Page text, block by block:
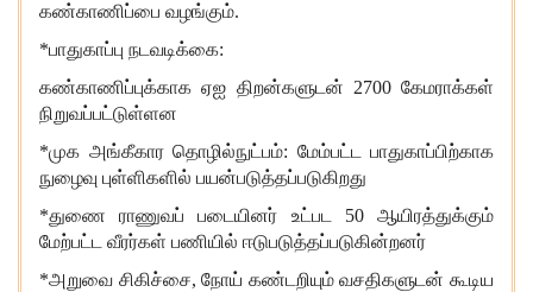
கண்காணிப்பை வழங்கும்.
*பாதுகாப்பு நடவடிக்கை:
கண்காணிப்புக்காக ஏஐ திறன்களுடன் 2700 கேமராக்கள்
நிறுவப்பட்டுள்ளன
*முக அங்கீகார தொழில்நுட்பம்: மேம்பட்ட பாதுகாப்பிற்காக
நுழைவு புள்ளிகளில் பயன்படுத்தப்படுகிறது
*துணை ராணுவப் படையினர் உட்பட 50 ஆயிரத்துக்கும்
மேற்பட்ட வீரர்கள் பணியில் ஈடுபடுத்தப்படுகின்றனர்
*அறுவை சிகிச்சை, நோய் கண்டறியும் வசதிகளுடன் கூடிய